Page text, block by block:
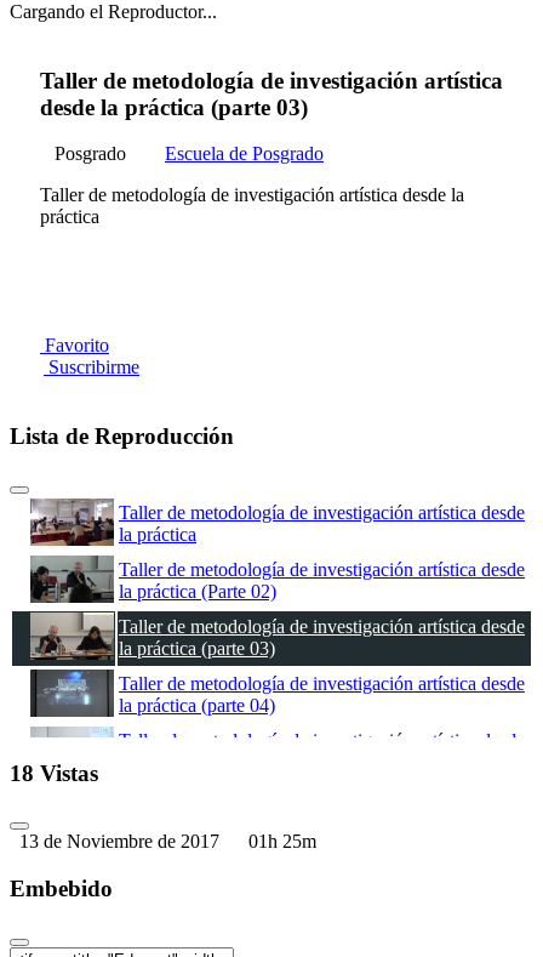
Cargando el Reproductor...
Taller de metodología de investigación artística
desde la práctica (parte 03)
Posgrado
Escuela de Posgrado
Taller de metodología de investigación artística desde la
práctica
Favorito
Suscribirme
Lista de Reproducción
Taller de metodología de investigación artística desde
la práctica
Taller de metodología de investigación artística desde
la práctica (Parte 02)
Taller de metodología de investigación artística desde
la práctica (parte 03)
Taller de metodología de investigación artística desde
la práctica (parte 04)
Taller de metodología de investigación artística desde
18 Vistas
13 de Noviembre de 2017 01h 25m
Embebido